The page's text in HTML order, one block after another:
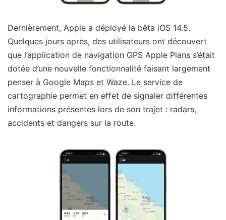
Dernièrement, Apple a déployé la bêta iOS 14.5.
Quelques jours après, des utilisateurs ont découvert
que l’application de navigation GPS Apple Plans s’était
dotée d’une nouvelle fonctionnalité faisant largement
penser à Google Maps et Waze. Le service de
cartographie permet en effet de signaler différentes
informations présentes lors de son trajet : radars,
accidents et dangers sur la route.